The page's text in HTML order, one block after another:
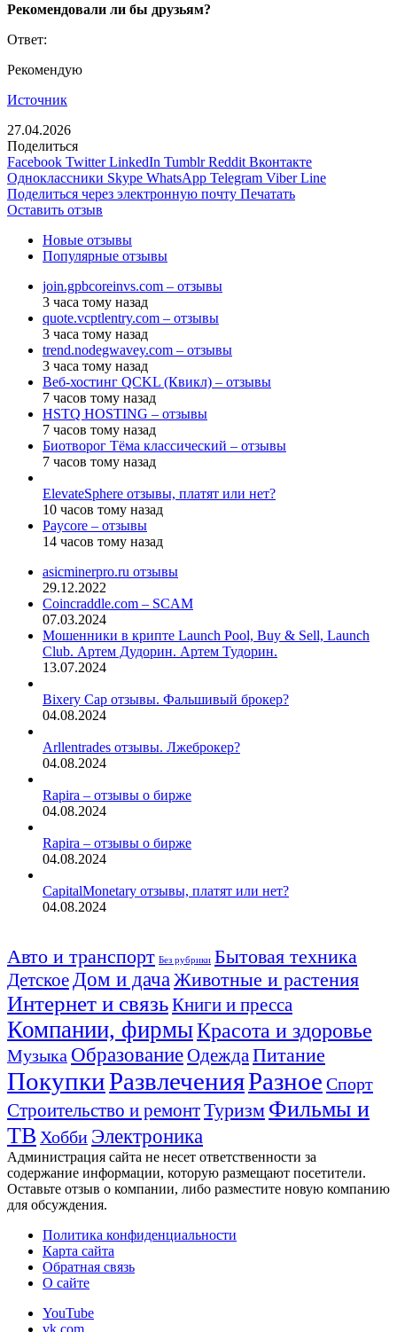
Рекомендовали ли бы друзьям?
Ответ:
Рекомендую
Источник
27.04.2026
Поделиться
Facebook Twitter LinkedIn Tumblr Reddit Вконтакте
Одноклассники Skype WhatsApp Telegram Viber Line
Поделиться через электронную почту Печатать
Оставить отзыв
Новые отзывы
Популярные отзывы
join.gpbcoreinvs.com – отзывы
3 часа тому назад
quote.vcptlentry.com – отзывы
3 часа тому назад
trend.nodegwavey.com – отзывы
3 часа тому назад
Веб-хостинг QCKL (Квикл) – отзывы
7 часов тому назад
HSTQ HOSTING – отзывы
7 часов тому назад
Биотворог Тёма классический – отзывы
7 часов тому назад
ElevateSphere отзывы, платят или нет?
10 часов тому назад
Paycore – отзывы
14 часов тому назад
asicminerpro.ru отзывы
29.12.2022
Coincraddle.com – SCAM
07.03.2024
Мошенники в крипте Launch Pool, Buy & Sell, Launch
Club. Артем Дудорин. Артем Тудорин.
13.07.2024
Bixery Cap отзывы. Фальшивый брокер?
04.08.2024
Arllentrades отзывы. Лжеброкер?
04.08.2024
Rapira – отзывы о бирже
04.08.2024
Rapira – отзывы о бирже
04.08.2024
CapitalMonetary отзывы, платят или нет?
04.08.2024
Авто и транспорт Без рубрики Бытовая техника
Детское Дом и дача Животные и растения
Интернет и связьКниги и пресса
Компании, фирмыКрасота и здоровье
Музыка ОбразованиеОдежда Питание
ПокупкиРазвлеченияРазное Спорт
Строительство и ремонтТуризм Фильмы и
ТВ Хобби Электроника
Администрация сайта не несет ответственности за
содержание информации, которую размещают посетители.
Оставьте отзыв о компании, либо разместите новую компанию
для обсуждения.
Политика конфиденциальности
Карта сайта
Обратная связь
О сайте
YouTube
vk.com